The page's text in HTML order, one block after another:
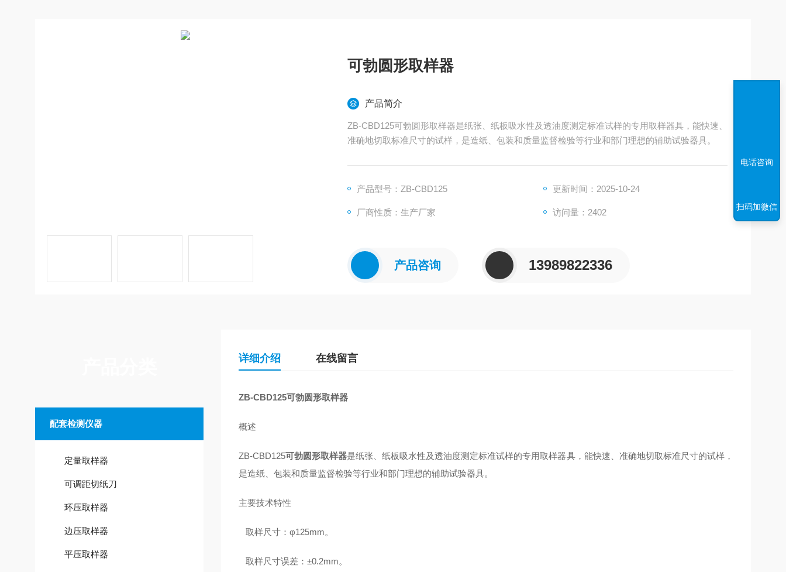
可勃圆形取样器
产品简介
ZB-CBD125可勃圆形取样器是纸张、纸板吸水性及透油度测定标准试样的专用取样器具，能快速、
准确地切取标准尺寸的试样，是造纸、包装和质量监督检验等行业和部门理想的辅助试验器具。
产品型号：ZB-CBD125 更新时间：2025-10-24
厂商性质：生产厂家 访问量：2402
产品咨询 13989822336
配套检测仪器
定量取样器
可调距切纸刀
环压取样器
边压取样器
平压取样器
详细介绍 在线留言
ZB-CBD125可勃圆形取样器
概述
ZB-CBD125可勃圆形取样器是纸张、纸板吸水性及透油度测定标准试样的专用取样器具，能快速、准确地切取标准尺寸的试样，
是造纸、包装和质量监督检验等行业和部门理想的辅助试验器具。
主要技术特性
取样尺寸： φ125mm。
取样尺寸误差： ±0.2mm。
电话咨询
扫码加微信